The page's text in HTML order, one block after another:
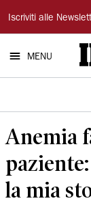
Il
Tirreno
Iscriviti alle
MENU
Anemia
la mia